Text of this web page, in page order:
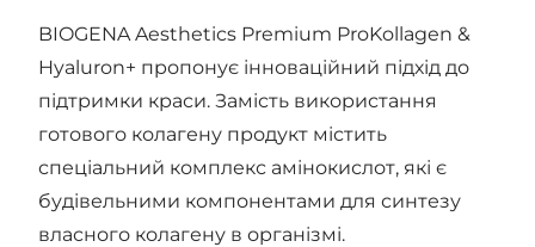
BIOGENA Aesthetics Premium ProKollagen &
Hyaluron+ пропонує інноваційний підхід до
підтримки краси. Замість використання
готового колагену продукт містить
спеціальний комплекс амінокислот, які є
будівельними компонентами для синтезу
власного колагену в організмі.